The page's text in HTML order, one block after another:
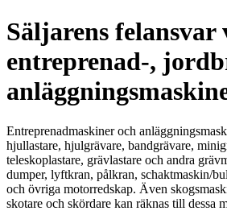
Säljarens felansvar
entreprenad-,
Entreprenadmaskiner och
hjullastare, hjulgrävare, bandgrävare,
teleskoplastare, grävlastare och andra
dumper, lyftkran, pålkran, schaktmaskin/
och övriga motorredskap. Även
skotare och skördare kan räknas till dessa